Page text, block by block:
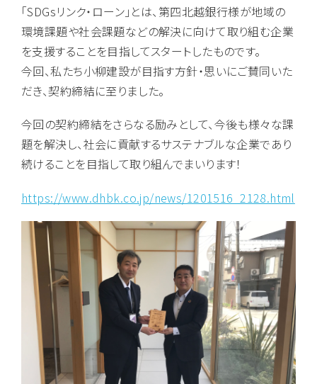
「SDGsリンク・ローン」とは、第四北越銀行様が地域の
環境課題や社会課題などの解決に向けて取り組む企業
を支援することを目指してスタートしたものです。
今回、私たち小柳建設が目指す方針・思いにご賛同いた
だき、契約締結に至りました。
今回の契約締結をさらなる励みとして、今後も様々な課
題を解決し、社会に貢献するサステナブルな企業であり
続けることを目指して取り組んでまいります！
https://www.dhbk.co.jp/news/1201516_2128.html